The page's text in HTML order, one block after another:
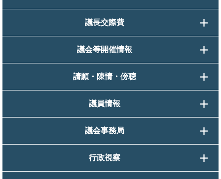
議長交際費
議会等開催情報
請願・陳情・傍聴
議員情報
議会事務局
行政視察